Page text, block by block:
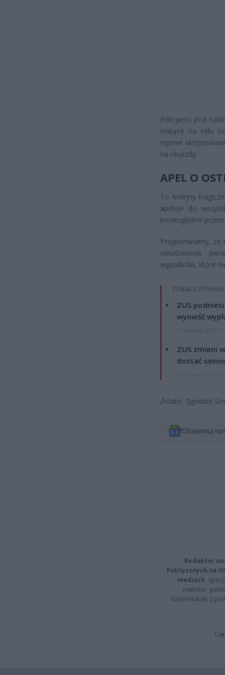
Policjanci pod
mające na celu
rejonie
na objazdy.
APEL O
To kolejny
apeluje do
bezwzględne
Przypominamy,
nieudzielenie
wypadków, które
ZOBACZ
ZUS
wynieść
ZUS zmieni
dostać
Źródło: Tygodnik
Obserwuj
Redaktor
Politycznych na
mediach.
inwestor
dziennikarski z